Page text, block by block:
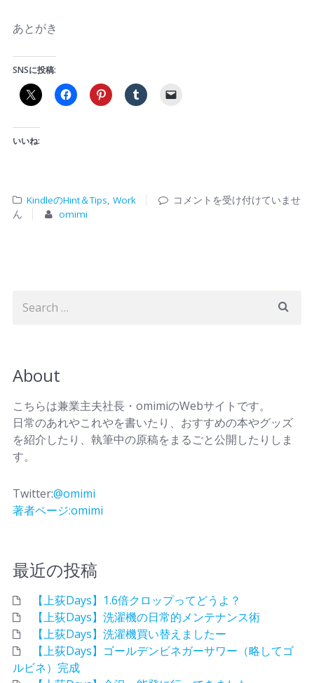
あとがき
SNSに投稿:
いいね:
KindleのHint＆Tips,Work
コメントを受け付けていませ
ん
omimi
About
こちらは兼業主夫社長・omimiのWebサイトです。
日常のあれやこれやを書いたり、おすすめの本やグッズ
を紹介したり、執筆中の原稿をまるごと公開したりしま
す。
Twitter:@omimi
著者ページ:omimi
最近の投稿
【上荻Days】1.6倍クロップってどうよ？
【上荻Days】洗濯機の日常的メンテナンス術
【上荻Days】洗濯機買い替えましたー
【上荻Days】ゴールデンビネガーサワー（略してゴ
ルビネ）完成